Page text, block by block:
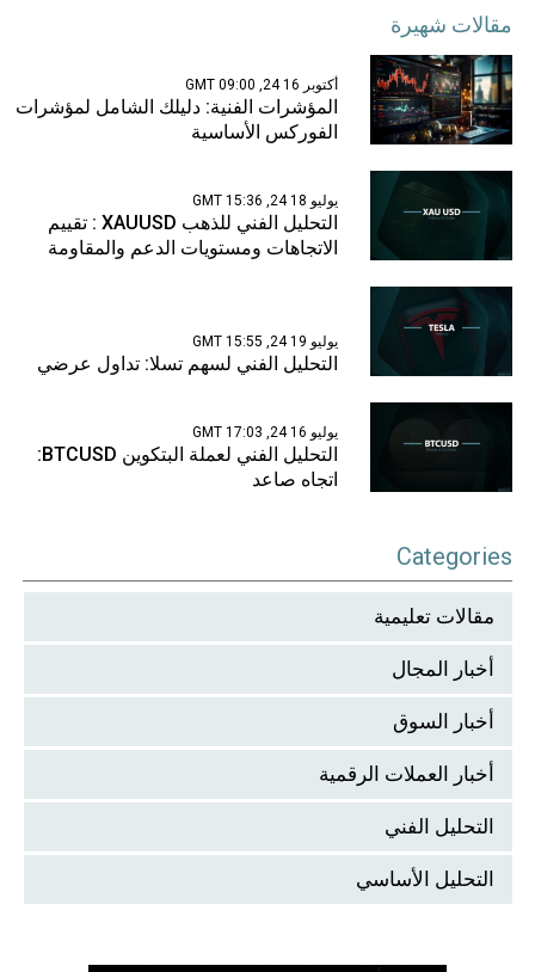
مقالات شهيرة
أكتوبر 16 24, 09:00 GMT
المؤشرات الفنية: دليلك الشامل لمؤشرات
الفوركس الأساسية
يوليو 18 24, 15:36 GMT
التحليل الفني للذهب XAUUSD : تقييم
الاتجاهات ومستويات الدعم والمقاومة
يوليو 19 24, 15:55 GMT
التحليل الفني لسهم تسلا: تداول عرضي
يوليو 16 24, 17:03 GMT
التحليل الفني لعملة البتكوين BTCUSD:
اتجاه صاعد
Categories
مقالات تعليمية
أخبار المجال
أخبار السوق
أخبار العملات الرقمية
التحليل الفني
التحليل الأساسي